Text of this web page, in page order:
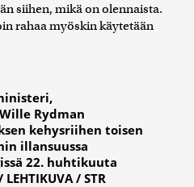
siihen, mikä on olennaista.
rahaa myöskin käytetään
Rydman
kehysriihen toisen
illansuussa
22. huhtikuuta
/ STR